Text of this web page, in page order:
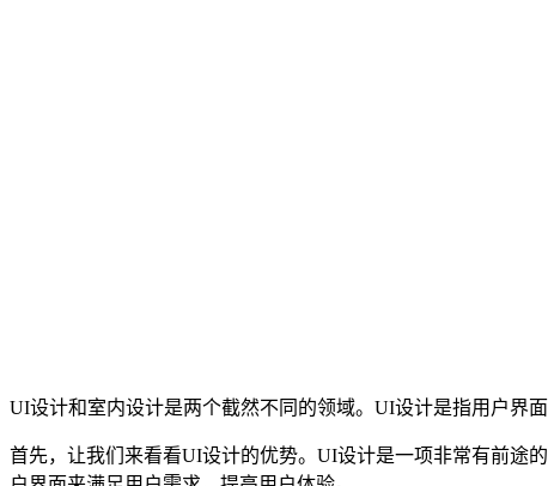
UI设计和室内设计是两个截然不同的领域。UI设计是指用户界
首先，让我们来看看UI设计的优势。UI设计是一项非常有前途